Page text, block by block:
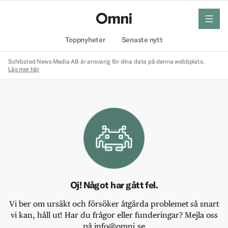
Toppnyheter Senaste nytt
meny
Schibsted News Media AB är ansvarig för dina data på denna webbplats.
Läs mer här
Oj! Något har gått fel.
Vi ber om ursäkt och försöker åtgärda problemet så snart
vi kan, håll ut! Har du frågor eller funderingar? Mejla oss